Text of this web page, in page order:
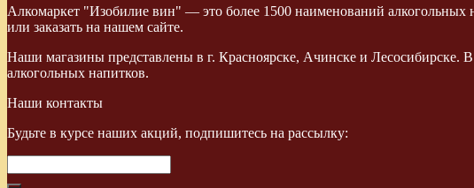
Алкомаркет "Изобилие вин" — это более 1500 наименований алкогольных
или заказать на нашем сайте.
Наши магазины представлены в г. Красноярске, Ачинске и Лесосибирске.
алкогольных напитков.
Наши контакты
Будьте в курсе наших акций, подпишитесь на рассылку: